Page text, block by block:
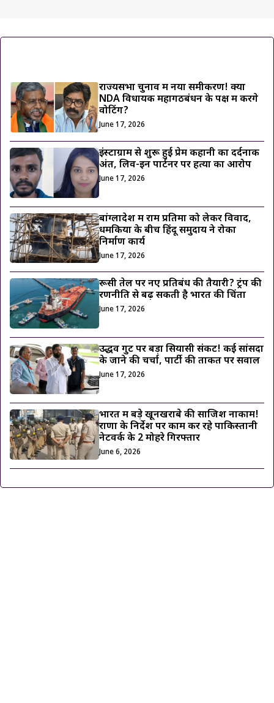
राज्यसभा चुनाव में नया समीकरण! क्या
NDA विधायक महागठबंधन के पक्ष में करेंगे
वोटिंग?
June 17, 2026
इंस्टाग्राम से शुरू हुई प्रेम कहानी का दर्दनाक
अंत, लिव-इन पार्टनर पर हत्या का आरोप
June 17, 2026
बांग्लादेश में राम प्रतिमा को लेकर विवाद,
धमकियों के बीच हिंदू समुदाय ने रोका
निर्माण कार्य
June 17, 2026
रूसी तेल पर नए प्रतिबंध की तैयारी? ट्रंप की
रणनीति से बढ़ सकती है भारत की चिंता
June 17, 2026
उद्धव गुट पर बड़ा सियासी संकट! कई सांसदों
के जाने की चर्चा, पार्टी की ताकत पर सवाल
June 17, 2026
भारत में बड़े खूनखराबे की साजिश नाकाम!
राणा के निर्देश पर काम कर रहे पाकिस्तानी
नेटवर्क के 2 मोहरे गिरफ्तार
June 6, 2026